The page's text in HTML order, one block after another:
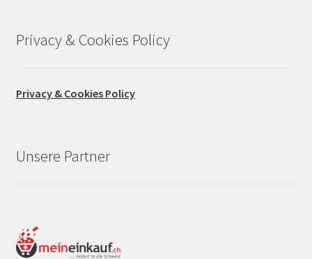
Privacy & Cookies Policy
Privacy & Cookies Policy
Unsere Partner